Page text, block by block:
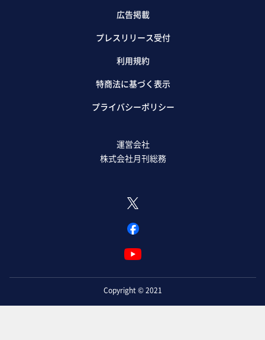
広告掲載
プレスリリース受付
利用規約
特商法に基づく表示
プライバシーポリシー
運営会社
株式会社月刊総務
Copyright © 2021